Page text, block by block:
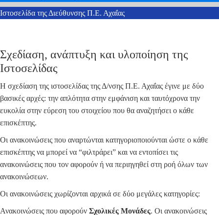
Ιστοσελίδα της Διεύθυνσης Π.Ε. Αχαΐας
Σχεδίαση, ανάπτυξη και υλοποίηση της
Ιστοσελίδας
Η σχεδίαση της ιστοσελίδας της Δ/νσης Π.Ε. Αχαΐας έγινε με δύο
βασικές αρχές: την απλότητα στην εμφάνιση και ταυτόχρονα την
ευκολία στην εύρεση του στοιχείου που θα αναζητήσει ο κάθε
επισκέπτης.
Οι ανακοινώσεις που αναρτώνται κατηγοριοποιούνται ώστε ο κάθε
επισκέπτης να μπορεί να “φιλτράρει” και να εντοπίσει τις
ανακοινώσεις που τον αφορούν ή να περιηγηθεί στη ροή όλων των
ανακοινώσεων.
Οι ανακοινώσεις χωρίζονται αρχικά σε δύο μεγάλες κατηγορίες:
Ανακοινώσεις που αφορούν Σχολικές Μονάδες. Οι ανακοινώσεις